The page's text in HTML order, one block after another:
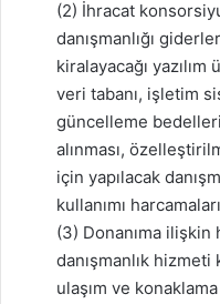
(2) İhracat
danışmanlığı
kiralayacağı
veri tabanı, işletim
güncelleme bedelleri
alınması,
için yapılacak
kullanımı
(3) Donanıma
danışmanlık
ulaşım ve